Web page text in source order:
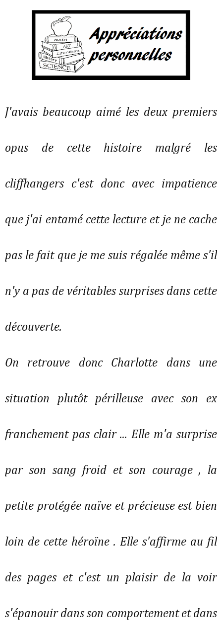
J'avais beaucoup aimé les deux premiers
opus de cette histoire malgré les
cliffhangers c'est donc avec impatience
que j'ai entamé cette lecture et je ne cache
pas le fait que je me suis régalée même s'il
n'y a pas de véritables surprises dans cette
découverte.
On retrouve donc Charlotte dans une
situation plutôt périlleuse avec son ex
franchement pas clair ... Elle m'a surprise
par son sang froid et son courage , la
petite protégée naïve et précieuse est bien
loin de cette héroïne . Elle s'affirme au fil
des pages et c'est un plaisir de la voir
s'épanouir dans son comportement et dans